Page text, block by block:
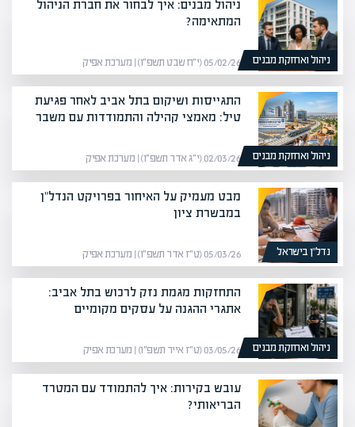
ניהול ואחזקת מבנים
ניהול מבנים: איך לבחור את חברת הניהול
המתאימה?
05/02/26 (י״ח שבט תשפ״ו) | מערכת אפיק
ניהול ואחזקת מבנים
התגייסות ושיקום בתל אביב לאחר פגיעת
טיל: מאמצי קהילה והתמודדות עם משבר
02/03/26 (י״ג אדר תשפ״ו) | מערכת אפיק
נדל”ן בישראל
מבט מעמיק על האיחור בפרויקט הנדל"ן
במבשרת ציון
05/03/26 (ט״ז אדר תשפ״ו) | מערכת אפיק
ניהול ואחזקת מבנים
התחזקות מגמת נזק לרכוש בתל אביב:
אתגרי ההגנה על עסקים מקומיים
03/05/26 (ט״ז אייר תשפ״ו) | מערכת אפיק
עובש בקירות: איך להתמודד עם המטרד
הבריאותי?